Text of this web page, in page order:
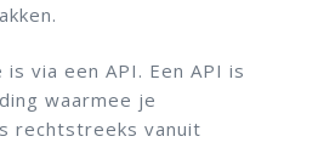
via een API. Een API is
waarmee je
rechtstreeks vanuit